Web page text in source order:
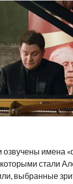
озвучены имена
стали
выбранные